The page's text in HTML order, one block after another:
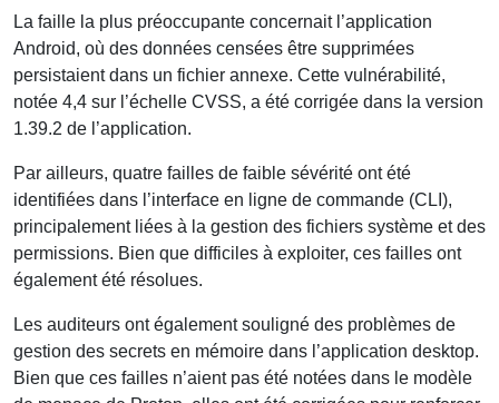
La faille la plus préoccupante concernait l’application
Android, où des données censées être supprimées
persistaient dans un fichier annexe. Cette vulnérabilité,
notée 4,4 sur l’échelle CVSS, a été corrigée dans la version
1.39.2 de l’application.
Par ailleurs, quatre failles de faible sévérité ont été
identifiées dans l’interface en ligne de commande (CLI),
principalement liées à la gestion des fichiers système et des
permissions. Bien que difficiles à exploiter, ces failles ont
également été résolues.
Les auditeurs ont également souligné des problèmes de
gestion des secrets en mémoire dans l’application desktop.
Bien que ces failles n’aient pas été notées dans le modèle